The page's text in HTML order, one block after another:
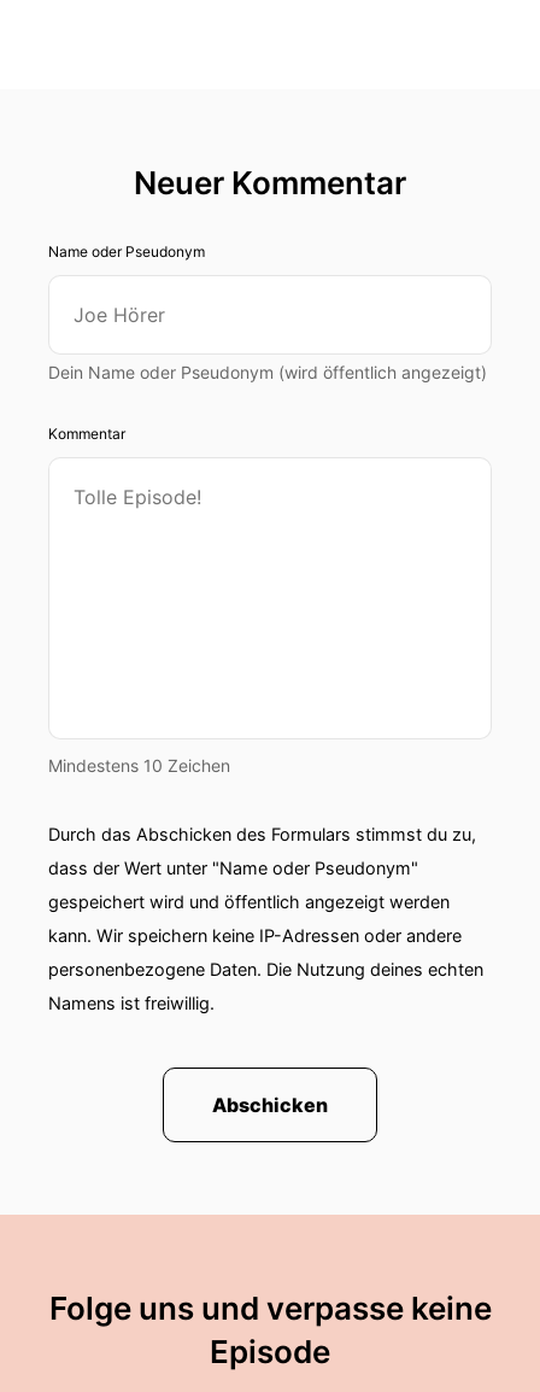
Neuer Kommentar
Name oder Pseudonym
Dein Name oder Pseudonym (wird öffentlich angezeigt)
Kommentar
Mindestens 10 Zeichen
Durch das Abschicken des Formulars stimmst du zu,
dass der Wert unter "Name oder Pseudonym"
gespeichert wird und öffentlich angezeigt werden
kann. Wir speichern keine IP-Adressen oder andere
personenbezogene Daten. Die Nutzung deines echten
Namens ist freiwillig.
Abschicken
Folge uns und verpasse keine
Episode